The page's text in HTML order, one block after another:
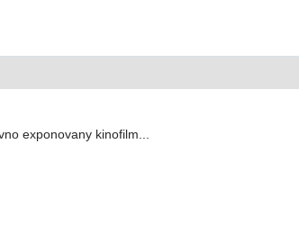
exponovany kinofilm...